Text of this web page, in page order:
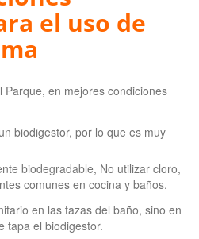
el uso de
Parque, en mejores condiciones
biodigestor, por lo que es muy
biodegradable, No utilizar cloro,
comunes en cocina y baños.
en las tazas del baño, sino en
tapa el biodigestor.